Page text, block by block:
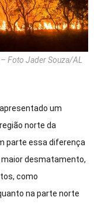
Foto Jader Souza/AL
um
norte da
parte essa diferença
maior desmatamento,
como
na parte norte